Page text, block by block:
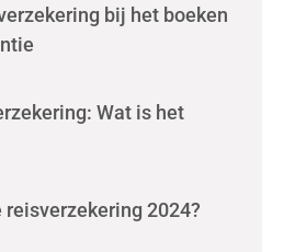
bij het boeken
Wat is het
2024?